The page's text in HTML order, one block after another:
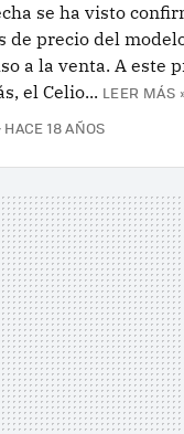
se ha visto
de precio del
a la venta. A este
el Celio... LEER MÁS
HACE 18 AÑOS